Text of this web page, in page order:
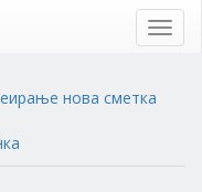
нова сметка